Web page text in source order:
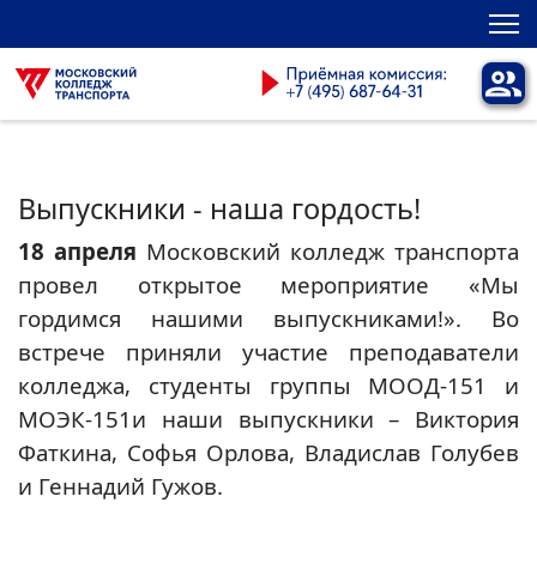
Выпускники - наша гордость!
18 апреля Московский колледж транспорта
провел открытое мероприятие «Мы
гордимся нашими выпускниками!». Во
встрече приняли участие преподаватели
колледжа, студенты группы МООД-151 и
МОЭК-151и наши выпускники – Виктория
Фаткина, Софья Орлова, Владислав Голубев
и Геннадий Гужов.